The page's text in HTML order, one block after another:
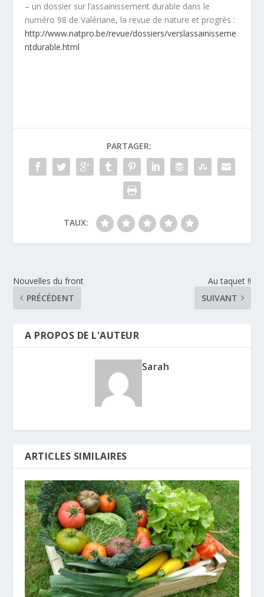
– un dossier sur l’assainissement durable dans le
numéro 98 de Valériane, la revue de nature et progrès :
http://www.natpro.be/revue/dossiers/verslassainisseme
ntdurable.html
PARTAGER:
TAUX:
Nouvelles du front
PRÉCÉDENT
Au taquet !!
SUIVANT
A PROPOS DE L'AUTEUR
Sarah
ARTICLES SIMILAIRES